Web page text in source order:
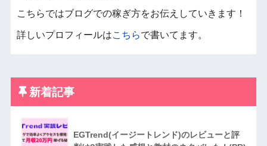
こちらではブログでの稼ぎ方をお伝えしていきます！
詳しいプロフィールはこちらで書いてます。
新着記事
EGTrend(イージートレンド)のレビューと評